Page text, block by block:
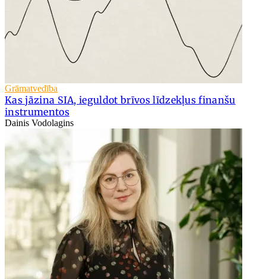
Grāmatvedība
Kas jāzina SIA, ieguldot brīvos līdzekļus finanšu
instrumentos
Dainis Vodolagins